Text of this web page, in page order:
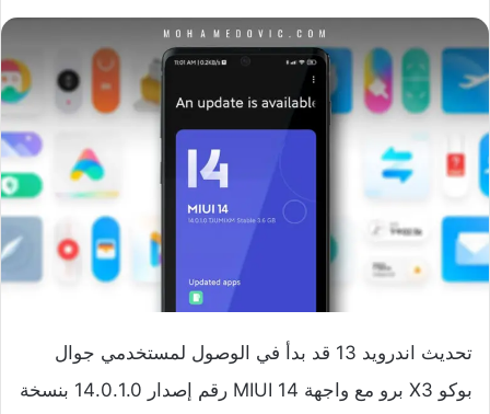
تحديث اندرويد 13 قد بدأ في الوصول لمستخدمي جوال
بوكو X3 برو مع واجهة MIUI 14 رقم إصدار 14.0.1.0 بنسخة